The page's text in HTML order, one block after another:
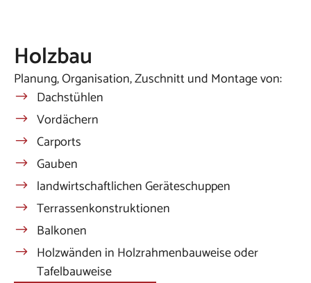
Holzbau
Planung, Organisation, Zuschnitt und Montage von:
Dachstühlen
Vordächern
Carports
Gauben
landwirtschaftlichen Geräteschuppen
Terrassenkonstruktionen
Balkonen
Holzwänden in Holzrahmenbauweise oder
Tafelbauweise